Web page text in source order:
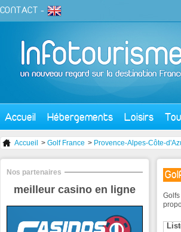
CONTACT -
Accueil Hébergements Loisirs
Accueil > Golf France > Provence-Alpes-Côte-
Nos partenaires
meilleur casino en ligne